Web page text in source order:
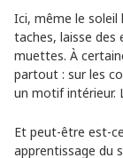
Ici, même le
taches, laisse des
muettes. À
partout : sur les
un motif intérieur.
Et peut-être est-
apprentissage du